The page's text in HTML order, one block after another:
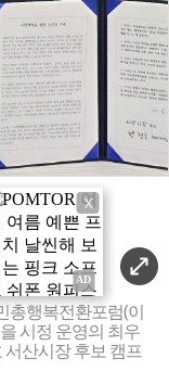
X
총행복전환포럼(이
시정 운영의 최우
산시장 후보 캠프